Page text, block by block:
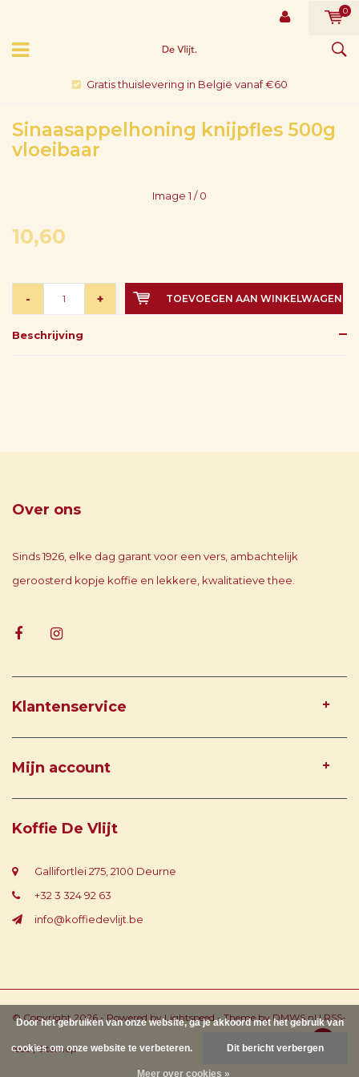
0
Gratis thuislevering in België vanaf €60
Sinaasappelhoning knijpfles 500g
vloeibaar
Image1 / 0
10,60
- + TOEVOEGEN AAN WINKELWAGEN
Beschrijving
Over ons
Sinds 1926, elke dag garant voor een vers, ambachtelijk
geroosterd kopje koffie en lekkere, kwalitatieve thee.
Klantenservice
Mijn account
Koffie De Vlijt
Gallifortlei 275, 2100 Deurne
+32 3 324 92 63
info@koffiedevlijt.be
© Copyright 2026 - Powered byLightspeed- Theme by DMWS.nl|RSS-
feed|Sitemap
Door het gebruiken van onze website, ga je akkoord met het gebruik van
cookies om onze website te verbeteren. Dit bericht verbergen
Meer over cookies »